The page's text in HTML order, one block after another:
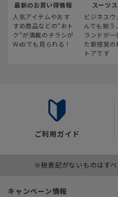
最新のお買い得情報
人気アイテムやおす
すめ商品などの“おト
ク“が満載のチラシが
Webでも見られる！
スーツ
ビジネスウ
んでも揃う
ランドが一
た新感覚の
トアです
ご利用ガイド
※税表記がないものはす
キャンペーン情報